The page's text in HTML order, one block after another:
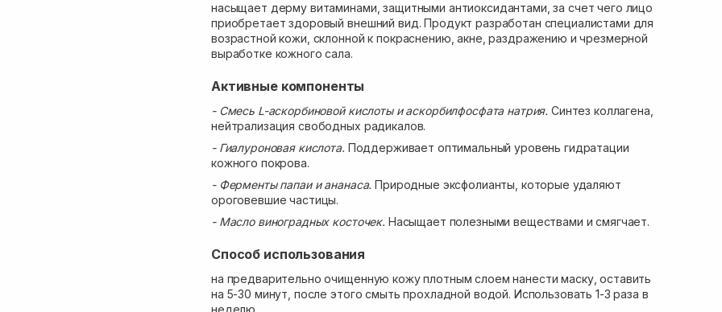
насыщает дерму витаминами, защитными антиоксидантами, за счет чего лицо
приобретает здоровый внешний вид. Продукт разработан специалистами для
возрастной кожи, склонной к покраснению, акне, раздражению и чрезмерной
выработке кожного сала.
Активные компоненты
- Смесь L-аскорбиновой кислоты и аскорбилфосфата натрия. Синтез коллагена,
нейтрализация свободных радикалов.
- Гиалуроновая кислота. Поддерживает оптимальный уровень гидратации
кожного покрова.
- Ферменты папаи и ананаса.Природные эксфолианты, которые удаляют
ороговевшие частицы.
- Масло виноградных косточек. Насыщает полезными веществами и смягчает.
Способ использования
на предварительно очищенную кожу плотным слоем нанести маску, оставить
на 5-30 минут, после этого смыть прохладной водой. Использовать 1-3 раза в
неделю.